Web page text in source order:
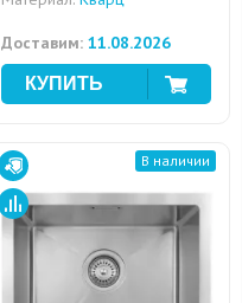
Доставим: 11.08.2026
В наличии